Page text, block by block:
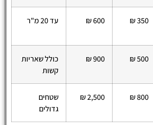
350 ₪
600 ₪ עד 20 מ"ר
500 ₪
900 ₪
כולל שאריות
קשות
800 ₪
2,500 ₪
שטחים
גדולים